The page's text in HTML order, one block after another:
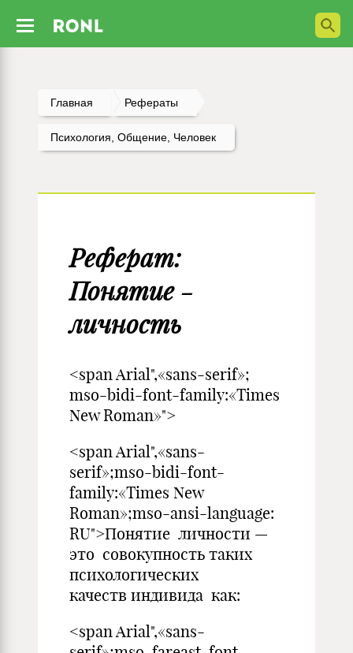
Главная Рефераты
Психология, Общение, Человек
Реферат:
Понятие -
личность
<span Arial",«sans-serif»;
mso-bidi-font-family:«Times
New Roman»">
<span Arial",«sans-
serif»;mso-bidi-font-
family:«Times New
Roman»;mso-ansi-language:
RU">Понятие личности —
это совокупность таких
психологических
качеств индивида как:
<span Arial",«sans-